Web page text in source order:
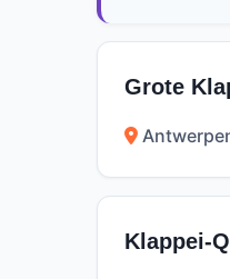
Grote
Klappei-